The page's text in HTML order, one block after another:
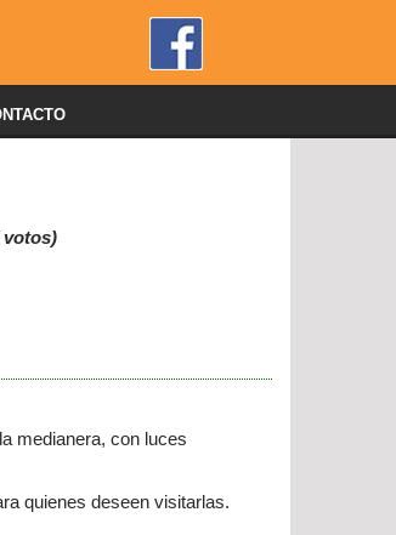
votos)
medianera, con luces
quienes deseen visitarlas.